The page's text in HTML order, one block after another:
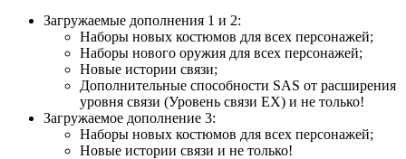
Загружаемые дополнения 1 и 2:
Наборы новых костюмов для всех персонажей;
Наборы нового оружия для всех персонажей;
Новые истории связи;
Дополнительные способности SAS от расширения
уровня связи (Уровень связи EX) и не только!
Загружаемое дополнение 3:
Наборы новых костюмов для всех персонажей;
Новые истории связи и не только!